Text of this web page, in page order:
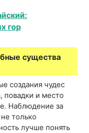
гор
существа
создания чудес
повадки и место
Наблюдение за
только
лучше понять